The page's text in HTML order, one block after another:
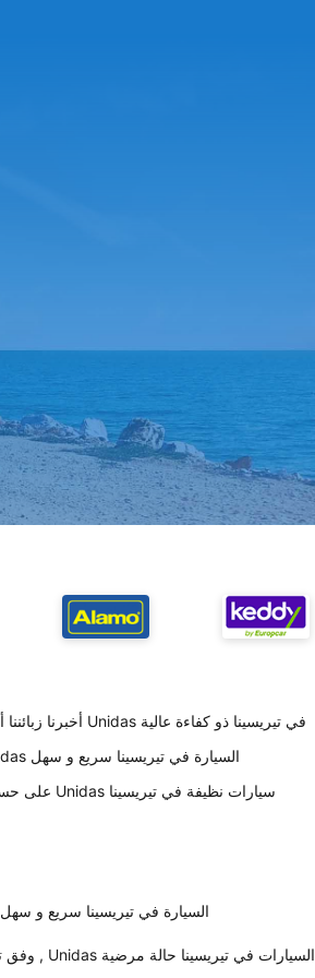
أخبرنا زبائننا أن موظفي Unidas في تيريسينا ذو كفاءة عالية
تسليم Unidas السيارة في تيريسينا سريع و سهل
على حسب العملاء Unidas سيارات نظيفة في تيريسينا
تسليم Unidas السيارة في تيريسينا سريع و سهل
وفق تقديرات العملاء , Unidas السيارات في تيريسينا حالة مرضية